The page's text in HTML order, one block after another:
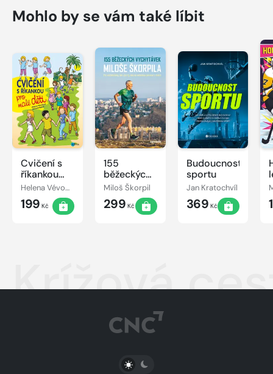
Mohlo by se vám také líbit
Cvičení s
říkankou
pro malé
děti
Helena Vévodová
199 Kč
155
běžeckých
vychytávek
Miloše
Škorpila
Miloš Škorpil
299 Kč
Budoucnost
sportu
Jan Kratochvíl
369 Kč
Krížová
PŘEPNOUT SVĚTLÝ/TMAVÝ REŽIM